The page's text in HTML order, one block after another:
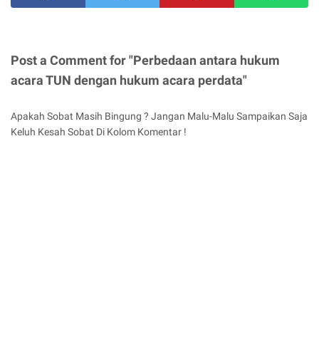
Post a Comment for "Perbedaan antara hukum
acara TUN dengan hukum acara perdata"
Apakah Sobat Masih Bingung ? Jangan Malu-Malu Sampaikan Saja
Keluh Kesah Sobat Di Kolom Komentar !